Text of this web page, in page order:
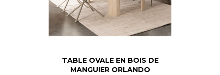
TABLE OVALE EN BOIS DE
MANGUIER ORLANDO